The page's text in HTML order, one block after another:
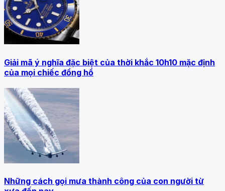
Giải mã ý nghĩa đặc biệt của thời khắc 10h10 mặc định
của mọi chiếc đồng hồ
Những cách gọi mưa thành công của con người từ